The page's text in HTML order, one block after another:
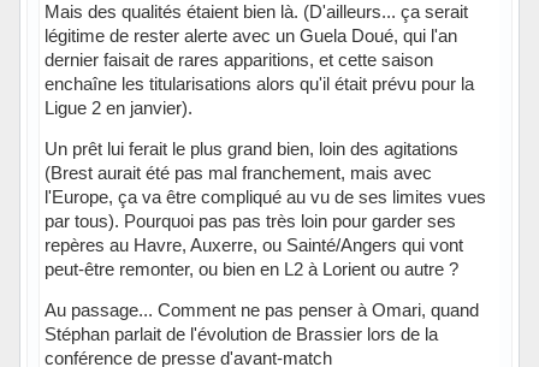
Mais des qualités étaient bien là. (D'ailleurs... ça serait
légitime de rester alerte avec un Guela Doué, qui l'an
dernier faisait de rares apparitions, et cette saison
enchaîne les titularisations alors qu'il était prévu pour la
Ligue 2 en janvier).
Un prêt lui ferait le plus grand bien, loin des agitations
(Brest aurait été pas mal franchement, mais avec
l'Europe, ça va être compliqué au vu de ses limites vues
par tous). Pourquoi pas pas très loin pour garder ses
repères au Havre, Auxerre, ou Sainté/Angers qui vont
peut-être remonter, ou bien en L2 à Lorient ou autre ?
Au passage... Comment ne pas penser à Omari, quand
Stéphan parlait de l'évolution de Brassier lors de la
conférence de presse d'avant-match